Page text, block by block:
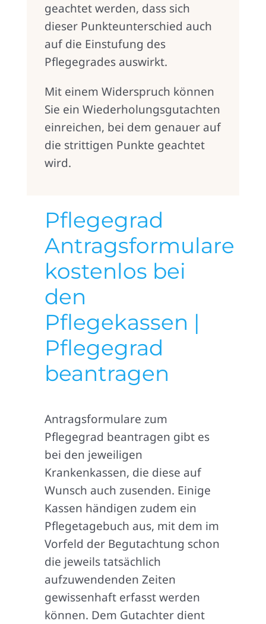
geachtet werden, dass sich
dieser Punkteunterschied auch
auf die Einstufung des
Pflegegrades auswirkt.
Mit einem Widerspruch können
Sie ein Wiederholungsgutachten
einreichen, bei dem genauer auf
die strittigen Punkte geachtet
wird.
Pflegegrad
Antragsformulare
kostenlos bei
den
Pflegekassen |
Pflegegrad
beantragen
Antragsformulare zum
Pflegegrad beantragen gibt es
bei den jeweiligen
Krankenkassen, die diese auf
Wunsch auch zusenden. Einige
Kassen händigen zudem ein
Pflegetagebuch aus, mit dem im
Vorfeld der Begutachtung schon
die jeweils tatsächlich
aufzuwendenden Zeiten
gewissenhaft erfasst werden
können. Dem Gutachter dient